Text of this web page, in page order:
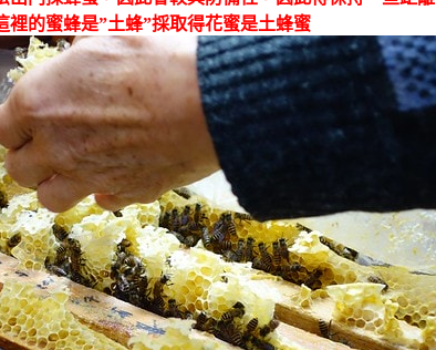
裡的蜜蜂是”土蜂”採取得花蜜是土蜂蜜